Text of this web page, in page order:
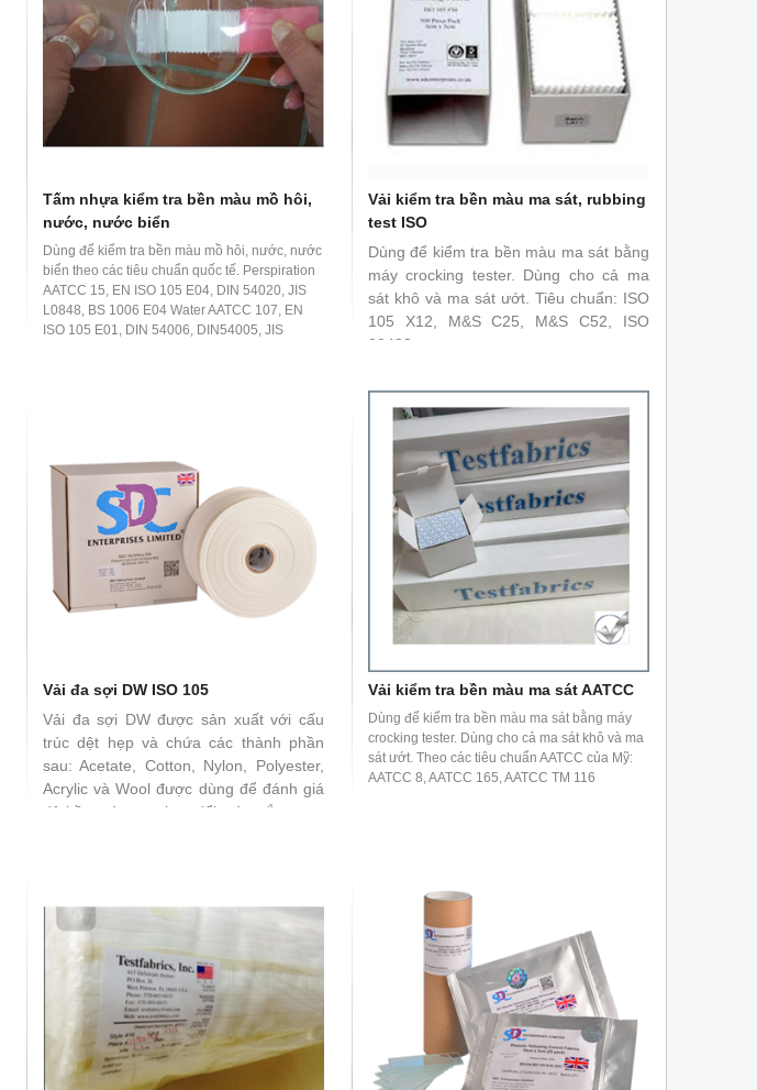
Tấm nhựa kiểm tra bền màu mồ hôi,
nước, nước biển
Dùng để kiểm tra bền màu mồ hôi, nước, nước
biển theo các tiêu chuẩn quốc tế. Perspiration
AATCC 15, EN ISO 105 E04, DIN 54020, JIS
L0848, BS 1006 E04 Water AATCC 107, EN
ISO 105 E01, DIN 54006, DIN54005, JIS
Vải kiểm tra bền màu ma sát, rubbing
test ISO
Dùng để kiểm tra bền màu ma sát bằng
máy crocking tester. Dùng cho cả ma
sát khô và ma sát ướt. Tiêu chuẩn: ISO
105 X12, M&S C25, M&S C52, ISO
20433
Vải đa sợi DW ISO 105
Vải đa sợi DW được sản xuất với cấu
trúc dệt hẹp và chứa các thành phần
sau: Acetate, Cotton, Nylon, Polyester,
Acrylic và Wool được dùng để đánh giá
độ bền màu, sự thay đổi màu sắc trong
Vải kiểm tra bền màu ma sát AATCC
Dùng để kiểm tra bền màu ma sát bằng máy
crocking tester. Dùng cho cả ma sát khô và ma
sát ướt. Theo các tiêu chuẩn AATCC của Mỹ:
AATCC 8, AATCC 165, AATCC TM 116